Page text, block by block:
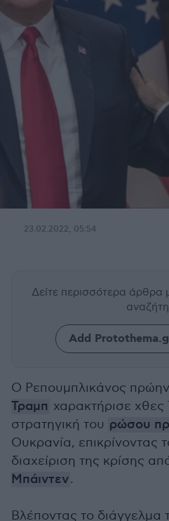
23.02.2022, 05:54
Δείτε περισσότερα άρθρα
Add
Ο Ρεπουμπλικάνος
Τραμπ χαρακτήρισε χθες
στρατηγική του ρώσου
Ουκρανία, επικρίνοντας
διαχείριση της κρίσης
Μπάιντεν.
Βλέποντας το διάγγελμα